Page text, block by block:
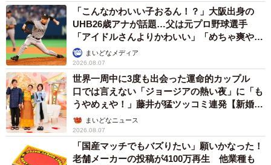
「こんなかわいい子おるん！？」大阪出身の
UHB26歳アナが話題…父は元プロ野球選手
「アイドルさんよりかわいい」「めちゃ爽や
か」まいどなメディア
2026.08.07
世界一周中に3度も出会った運命的カップル
口では言えない「ジョージアの熱い夜」に「も
うやめぇや！」藤井が猛ツッコミ連発【新婚さ
ん】まいどなニュース
2026.08.07
「国産マッチでもバズりたい」願いかなった！
老舗メーカーの投稿が4100万再生 他業種も